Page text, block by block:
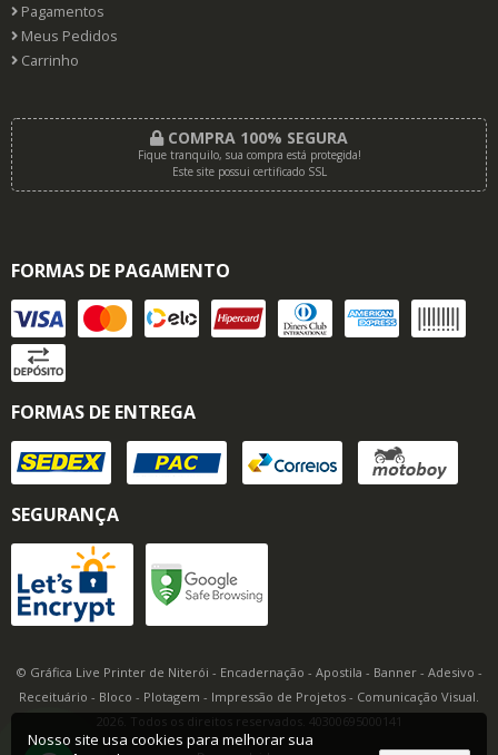
Pagamentos
Meus Pedidos
Carrinho
COMPRA 100% SEGURA
Fique tranquilo, sua compra está protegida!
Este site possui certificado SSL
FORMAS DE PAGAMENTO
FORMAS DE ENTREGA
SEGURANÇA
© Gráfica Live Printer de Niterói - Encadernação - Apostila - Banner - Adesivo -
Receituário - Bloco - Plotagem - Impressão de Projetos - Comunicação Visual.
2026. Todos os direitos reservados. 40300695000141
Nosso site usa cookies para melhorar sua